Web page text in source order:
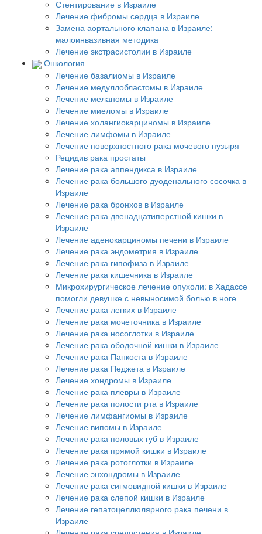
Стентирование в Израиле
Лечение фибромы сердца в Израиле
Замена аортального клапана в Израиле:
малоинвазивная методика
Лечение экстрасистолии в Израиле
Онкология
Лечение базалиомы в Израиле
Лечение медуллобластомы в Израиле
Лечение меланомы в Израиле
Лечение миеломы в Израиле
Лечение холангиокарциномы в Израиле
Лечение лимфомы в Израиле
Лечение поверхностного рака мочевого пузыря
Рецидив рака простаты
Лечение рака аппендикса в Израиле
Лечение рака большого дуоденального сосочка в
Израиле
Лечение рака бронхов в Израиле
Лечение рака двенадцатиперстной кишки в
Израиле
Лечение аденокарциномы печени в Израиле
Лечение рака эндометрия в Израиле
Лечение рака гипофиза в Израиле
Лечение рака кишечника в Израиле
Микрохирургическое лечение опухоли: в Хадассе
помогли девушке с невыносимой болью в ноге
Лечение рака легких в Израиле
Лечение рака мочеточника в Израиле
Лечение рака носоглотки в Израиле
Лечение рака ободочной кишки в Израиле
Лечение рака Панкоста в Израиле
Лечение рака Педжета в Израиле
Лечение хондромы в Израиле
Лечение рака плевры в Израиле
Лечение рака полости рта в Израиле
Лечение лимфангиомы в Израиле
Лечение випомы в Израиле
Лечение рака половых губ в Израиле
Лечение рака прямой кишки в Израиле
Лечение рака ротоглотки в Израиле
Лечение энхондромы в Израиле
Лечение рака сигмовидной кишки в Израиле
Лечение рака слепой кишки в Израиле
Лечение гепатоцеллюлярного рака печени в
Израиле